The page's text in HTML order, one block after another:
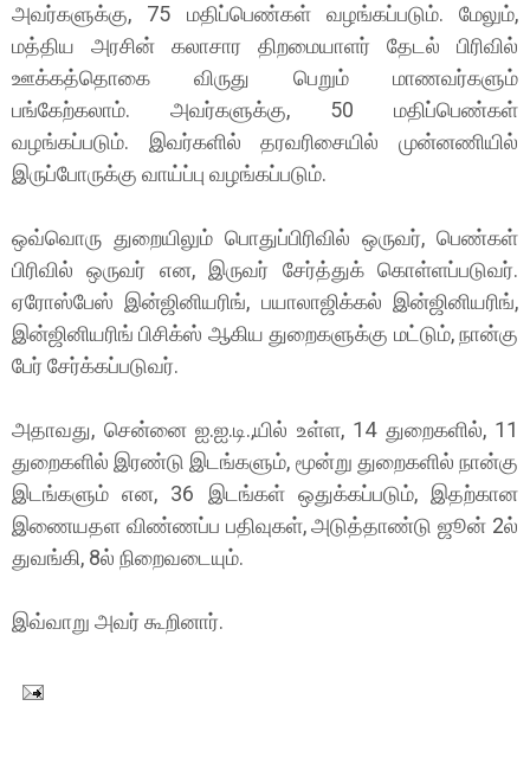
அவர்களுக்கு, 75 மதிப்பெண்கள் வழங்கப்படும். மேலும்,
மத்திய அரசின் கலாசார திறமையாளர் தேடல் பிரிவில்
ஊக்கத்தொகை விருது பெறும் மாணவர்களும்
பங்கேற்கலாம். அவர்களுக்கு, 50 மதிப்பெண்கள்
வழங்கப்படும். இவர்களில் தரவரிசையில் முன்னணியில்
இருப்போருக்கு வாய்ப்பு வழங்கப்படும்.
ஒவ்வொரு துறையிலும் பொதுப்பிரிவில் ஒருவர், பெண்கள்
பிரிவில் ஒருவர் என, இருவர் சேர்த்துக் கொள்ளப்படுவர்.
ஏரோஸ்பேஸ் இன்ஜினியரிங், பயாலாஜிக்கல் இன்ஜினியரிங்,
இன்ஜினியரிங் பிசிக்ஸ் ஆகிய துறைகளுக்கு மட்டும், நான்கு
பேர் சேர்க்கப்படுவர்.
அதாவது, சென்னை ஐ.ஐ.டி.,யில் உள்ள, 14 துறைகளில், 11
துறைகளில் இரண்டு இடங்களும், மூன்று துறைகளில் நான்கு
இடங்களும் என, 36 இடங்கள் ஒதுக்கப்படும், இதற்கான
இணையதள விண்ணப்ப பதிவுகள், அடுத்தாண்டு ஜூன் 2ல்
துவங்கி, 8ல் நிறைவடையும்.
இவ்வாறு அவர் கூறினார்.